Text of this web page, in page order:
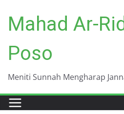
content
Mahad Ar-
Poso
Meniti Sunnah Mengharap